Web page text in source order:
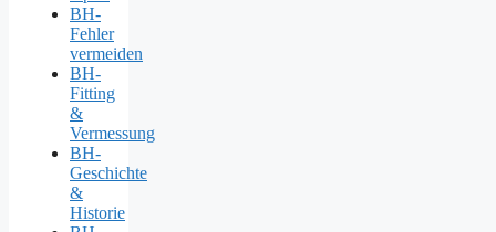
BH-
Fehler
vermeiden
BH-
Fitting
&
Vermessung
BH-
Geschichte
&
Historie